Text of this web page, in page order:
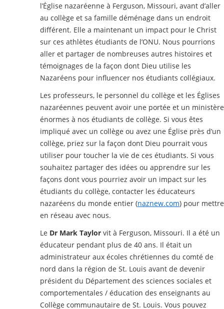
l’Église nazaréenne à Ferguson, Missouri, avant d’aller
au collège et sa famille déménage dans un endroit
différent. Elle a maintenant un impact pour le Christ
sur ces athlètes étudiants de l’ONU. Nous pourrions
aller et partager de nombreuses autres histoires et
témoignages de la façon dont Dieu utilise les
Nazaréens pour influencer nos étudiants collégiaux.
Les professeurs, le personnel du collège et les Églises
nazaréennes peuvent avoir une portée et un ministère
énormes à nos étudiants de collège. Si vous êtes
impliqué avec un collège ou avez une Église près d’un
collège, priez sur la façon dont Dieu pourrait vous
utiliser pour toucher la vie de ces étudiants. Si vous
souhaitez partager des idées ou apprendre sur les
façons dont vous pourriez avoir un impact sur les
étudiants du collège, contacter les éducateurs
nazaréens du monde entier (naznew.com) pour mettre
en réseau avec nous.
Le Dr Mark Taylor vit à Ferguson, Missouri. Il a été un
éducateur pendant plus de 40 ans. Il était un
administrateur aux écoles chrétiennes du comté de
nord dans la région de St. Louis avant de devenir
président du Département des sciences sociales et
comportementales / éducation des enseignants au
Collège communautaire de St. Louis. Vous pouvez